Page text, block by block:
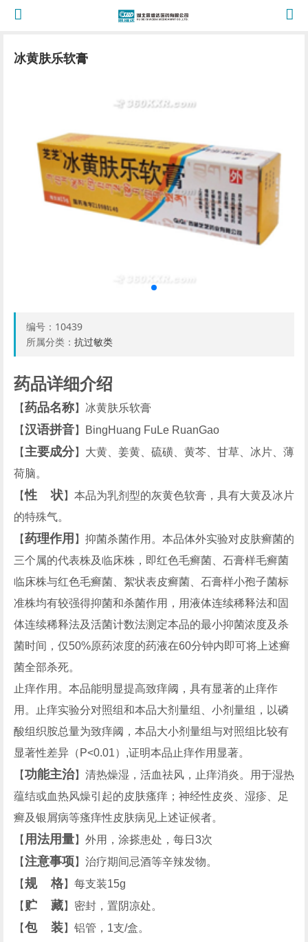
冰黄肤乐软膏
编号： 10439
所属分类： 抗过敏类
药品详细介绍
【药品名称】冰黄肤乐软膏
【汉语拼音】BingHuang FuLe RuanGao
【主要成分】大黄、姜黄、硫磺、黄芩、甘草、冰片、薄
荷脑。
【性 状】本品为乳剂型的灰黄色软膏，具有大黄及冰片
的特殊气。
【药理作用 】抑菌杀菌作用。本品体外实验对皮肤癣菌的
三个属的代表株及临床株，即红色毛癣菌、石膏样毛癣菌
临床株与红色毛癣菌、絮状表皮癣菌、石膏样小孢子菌标
准株均有较强得抑菌和杀菌作用，用液体连续稀释法和固
体连续稀释法及活菌计数法测定本品的最小抑菌浓度及杀
菌时间，仅50%原药浓度的药液在60分钟内即可将上述癣
菌全部杀死。
止痒作用。本品能明显提高致痒阈，具有显著的止痒作
用。止痒实验分对照组和本品大剂量组、小剂量组，以磷
酸组织胺总量为致痒阈，本品大小剂量组与对照组比较有
显著性差异（P<0.01）,证明本品止痒作用显著。
【功能主治】清热燥湿，活血祛风，止痒消炎。用于湿热
蕴结或血热风燥引起的皮肤瘙痒；神经性皮炎、湿疹、足
癣及银屑病等瘙痒性皮肤病见上述证候者。
【 用法用量】外用，涂搽患处，每日3次
【注意事项】治疗期间忌酒等辛辣发物。
【规 格】每支装15g
【 贮 藏】密封，置阴凉处。
【包 装】铝管，1支/盒。